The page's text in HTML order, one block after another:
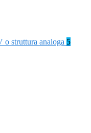
o struttura analoga 5